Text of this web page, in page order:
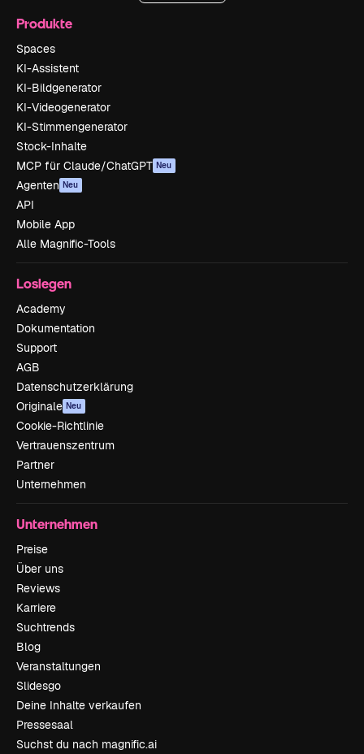
Produkte
Spaces
KI-Assistent
KI-Bildgenerator
KI-Videogenerator
KI-Stimmengenerator
Stock-Inhalte
MCP für Claude/ChatGPT Neu
Agenten Neu
API
Mobile App
Alle Magnific-Tools
Loslegen
Academy
Dokumentation
Support
AGB
Datenschutzerklärung
Originale Neu
Cookie-Richtlinie
Vertrauenszentrum
Partner
Unternehmen
Unternehmen
Preise
Über uns
Reviews
Karriere
Suchtrends
Blog
Veranstaltungen
Slidesgo
Deine Inhalte verkaufen
Pressesaal
Suchst du nach magnific.ai